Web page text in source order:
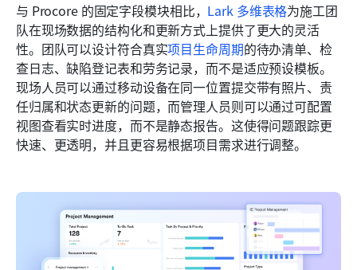
与 Procore 的固定字段模块相比， Lark 多维表格为施工团
队在现场数据的结构化和更新方式上提供了更大的灵活
性。团队可以设计符合真实项目生命周期的待办清单、检
查日志、缺陷登记表和劳务记录，而不是适应预设模板。
现场人员可以通过移动设备在同一位置提交带有照片、责
任归属和状态更新的问题，而管理人员则可以通过可配置
视图查看实时进度，而不是静态报告。这使得问题跟踪更
快速、更透明，并且更容易根据项目需求进行调整。